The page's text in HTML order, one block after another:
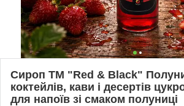
Сироп ТМ "Red & Black"
коктейлів, кави і десертів
для напоїв зі смаком полуниці